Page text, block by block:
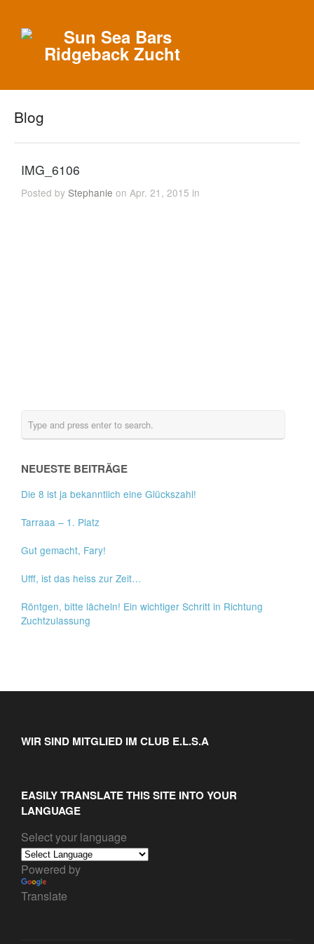
Blog
IMG_6106
Posted byStephanie on Apr. 21, 2015 in
NEUESTE BEITRÄGE
Die 8 ist ja bekanntlich eine Glückszahl!
Tarraaa – 1. Platz
Gut gemacht, Fary!
Ufff, ist das heiss zur Zeit…
Röntgen, bitte lächeln! Ein wichtiger Schritt in Richtung
Zuchtzulassung
WIR SIND MITGLIED IM CLUB E.L.S.A
EASILY TRANSLATE THIS SITE INTO YOUR
LANGUAGE
Select your language
Powered by
Translate